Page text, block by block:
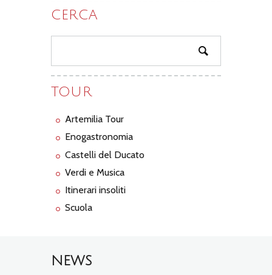
CERCA
TOUR
Artemilia Tour
Enogastronomia
Castelli del Ducato
Verdi e Musica
Itinerari insoliti
Scuola
NEWS